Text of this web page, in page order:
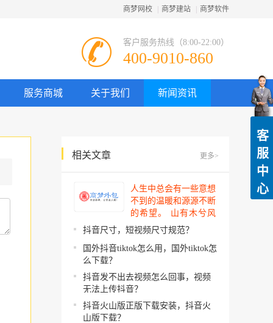
商梦网校 商梦建站 商梦软件
客户服务热线（8:00-22:00）
400-9010-860
服务商城 关于我们 新闻资讯
相关文章 更多>
人生中总会有一些意想
不到的温暖和源源不断
的希望。 山有木兮风
吹过，你的心思我都明
你。 你建起…
抖音尺寸，短视频尺寸规范？
国外抖音tiktok怎么用，国外tiktok怎
么下载？
抖音发不出去视频怎么回事，视频
无法上传抖音？
抖音火山版正版下载安装，抖音火
山版下载？
客
服
中
心